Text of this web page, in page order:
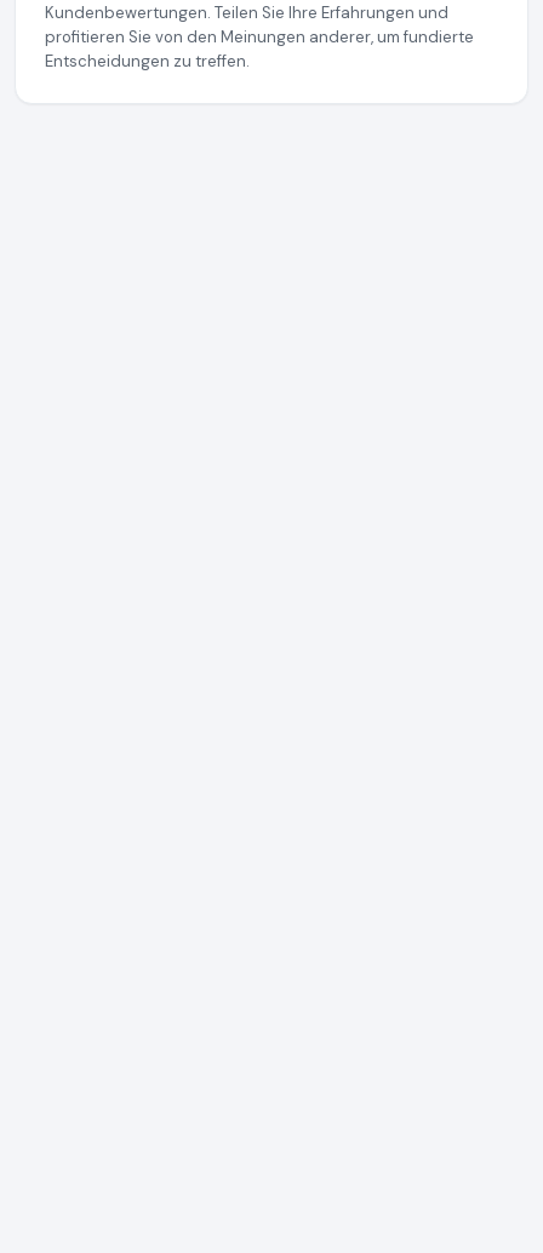
Kundenbewertungen. Teilen Sie Ihre Erfahrungen und
profitieren Sie von den Meinungen anderer, um fundierte
Entscheidungen zu treffen.